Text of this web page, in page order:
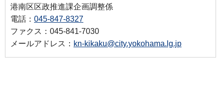
港南区区政推進課企画調整係
電話： 045-847-8327
ファクス：045-841-7030
メールアドレス： kn-kikaku@city.yokohama.lg.jp